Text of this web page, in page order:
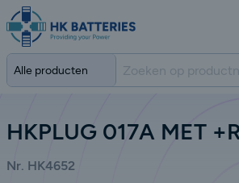
HKPLUG 017A MET
Nr. HK4652